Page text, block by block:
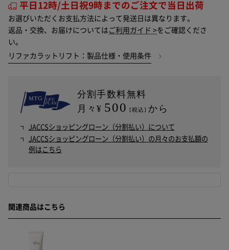
平日12時/土日祝9時までのご注文で当日出荷
お選びいただくお支払方法によって発送日は異なります。
返品・交換、お届けについては ご利用ガイド >をご確認くださ
い。
リファカラットリフト：製品仕様・使用条件
分割手数料無料
月々¥ 500 [税込] から
JACCSショッピングローン（分割払い）について
JACCSショッピングローン（分割払い）の月々のお支払額の
例はこちら
関連商品はこちら